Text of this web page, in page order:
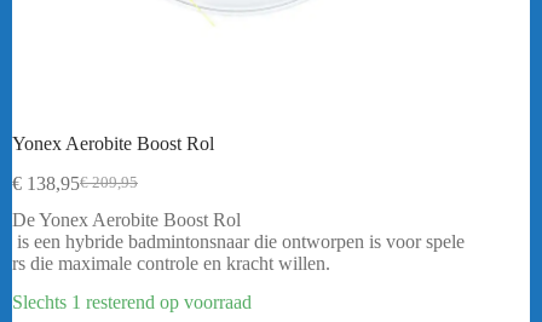
Yonex Aerobite Boost Rol
€209,95
Oorspronkelijke
prijs
was:
€ 209,95.
€ 138,95Huidige
prijs
is:
€ 138,95.
De Yonex Aerobite Boost Rol
is een hybride badmintonsnaardie ontworpen is voorspele
rs die maximale controle en krachtwillen.
Slechts 1 resterend op voorraad